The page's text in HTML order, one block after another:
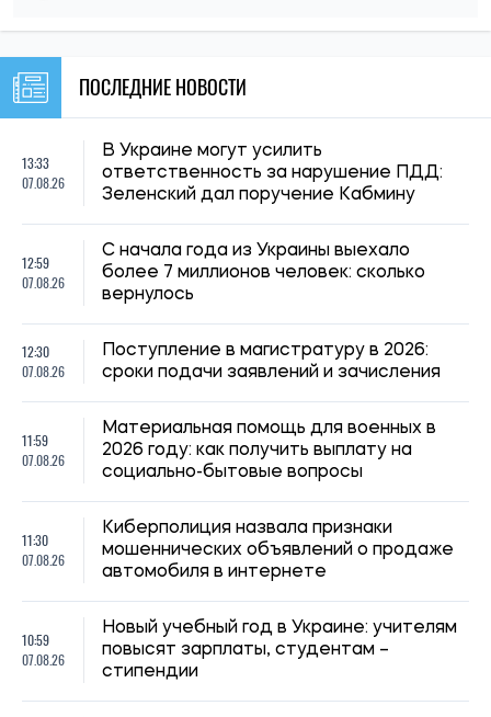
ПОСЛЕДНИЕ НОВОСТИ
13:33
07.08.26
В Украине могут усилить
ответственность за нарушение ПДД:
Зеленский дал поручение Кабмину
12:59
07.08.26
С начала года из Украины выехало
более 7 миллионов человек: сколько
вернулось
12:30
07.08.26
Поступление в магистратуру в 2026:
сроки подачи заявлений и зачисления
11:59
07.08.26
Материальная помощь для военных в
2026 году: как получить выплату на
социально-бытовые вопросы
11:30
07.08.26
Киберполиция назвала признаки
мошеннических объявлений о продаже
автомобиля в интернете
10:59
07.08.26
Новый учебный год в Украине: учителям
повысят зарплаты, студентам –
стипендии